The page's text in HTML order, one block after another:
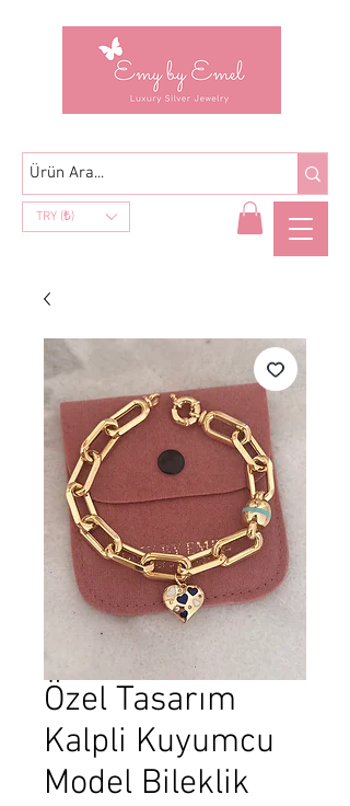
TRY (₺)
Özel Tasarım
Kalpli Kuyumcu
Model Bileklik